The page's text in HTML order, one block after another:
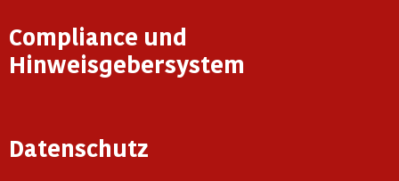
Compliance und
Hinweisgebersystem
Datenschutz